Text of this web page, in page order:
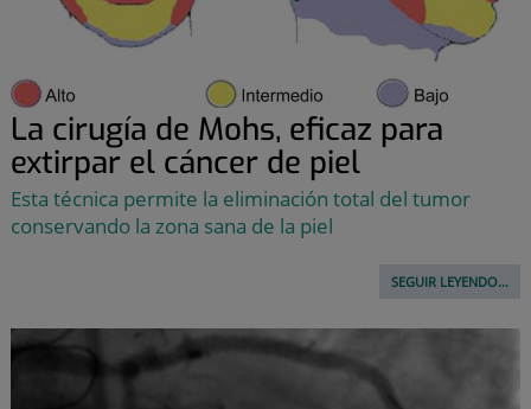
La cirugía de Mohs, eficaz para
extirpar el cáncer de piel
Esta técnica permite la eliminación total del tumor
conservando la zona sana de la piel
SEGUIR LEYENDO...